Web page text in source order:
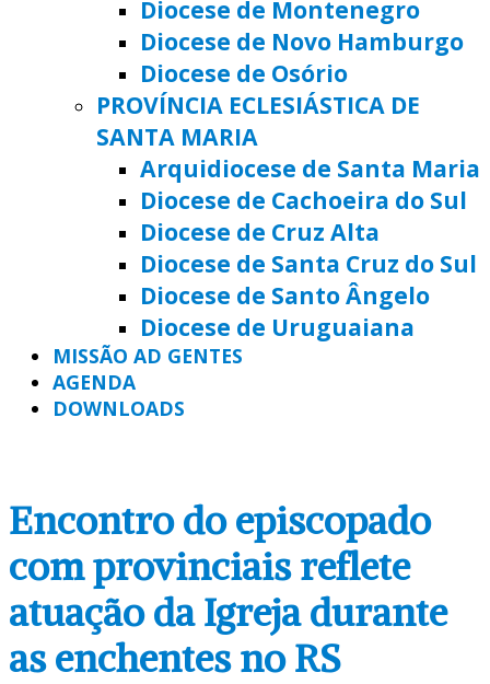
Diocese de Montenegro
Diocese de Novo Hamburgo
Diocese de Osório
PROVÍNCIA ECLESIÁSTICA DE
SANTA MARIA
Arquidiocese de Santa Maria
Diocese de Cachoeira do Sul
Diocese de Cruz Alta
Diocese de Santa Cruz do Sul
Diocese de Santo Ângelo
Diocese de Uruguaiana
MISSÃO AD GENTES
AGENDA
DOWNLOADS
Encontro do episcopado
com provinciais reflete
atuação da Igreja durante
as enchentes no RS